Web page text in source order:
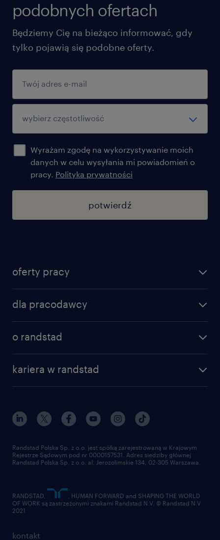
podobnych ofertach
Będziemy Cię na bieżąco informować, gdy
tylko pojawią się podobne oferty.
Wyrażam zgodę na wykorzystywanie moich
danych w celu wysyłania mi powiadomień o
pracy. Polityka prywatności
potwierdź
oferty pracy
specjalizacje
praca w amazon
dla pracodawcy
o randstad
dla mediów
dla dostawców
kariera w randstad
nasz świat
pracuj w randstad
złóż CV
kontakt
Randstad Polska Sp. z o.o. jest spółką zarejestrowaną w Krajowym
Rejestrze Sądowym pod nr 0000157531. Adres siedziby głównej
Randstad Polska Sp. z o.o. al. Jerozolimskie 134, 02-305 Warszawa.
RANDSTAD,
, HUMAN FORWARD and SHAPING THE WORLD
OF WORK są zastrzeżonymi znakami Randstad N.V. © Randstad N.V
2021